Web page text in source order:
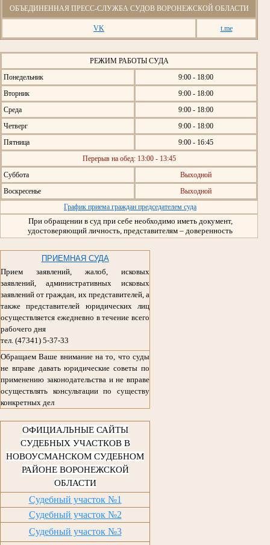
ОБЪЕДИНЕННАЯ ПРЕСС-СЛУЖБА СУДОВ ВОРОНЕЖСКОЙ ОБЛАСТИ
VK t.me
РЕЖИМ РАБОТЫ СУДА
Понедельник
9:00 - 18:00
Вторник
9:00 - 18:00
Среда
9:00 - 18:00
Четверг
9:00 - 18:00
Пятница
9:00 - 16:45
Перерыв на обед: 13:00 - 13:45
Суббота
Выходной
Воскресенье
Выходной
График приема граждан председателем суда
При обращении в суд при себе необходимо иметь документ,
удостоверяющий личность, представителям – доверенность
ПРИЕМНАЯ СУДА
Прием заявлений, жалоб, исковых
заявлений, административных исковых
заявлений от граждан, их представителей, а
также представителей юридических лиц
осуществляется ежедневно в течение всего
рабочего дня
тел. (47341) 5-37-33
Обращаем Ваше внимание на то, что суды
не вправе давать юридические советы по
применению законодательства и не вправе
осуществлять консультации по существу
конкретных дел
ОФИЦИАЛЬНЫЕ САЙТЫ
СУДЕБНЫХ УЧАСТКОВ В
НОВОУСМАНСКОМ СУДЕБНОМ
РАЙОНЕ ВОРОНЕЖСКОЙ
ОБЛАСТИ
Судебный участок №1
Судебный участок №2
Судебный участок №3